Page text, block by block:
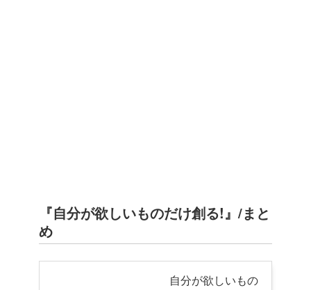
『自分が欲しいものだけ創る!』/まと
め
自分が欲しいもの